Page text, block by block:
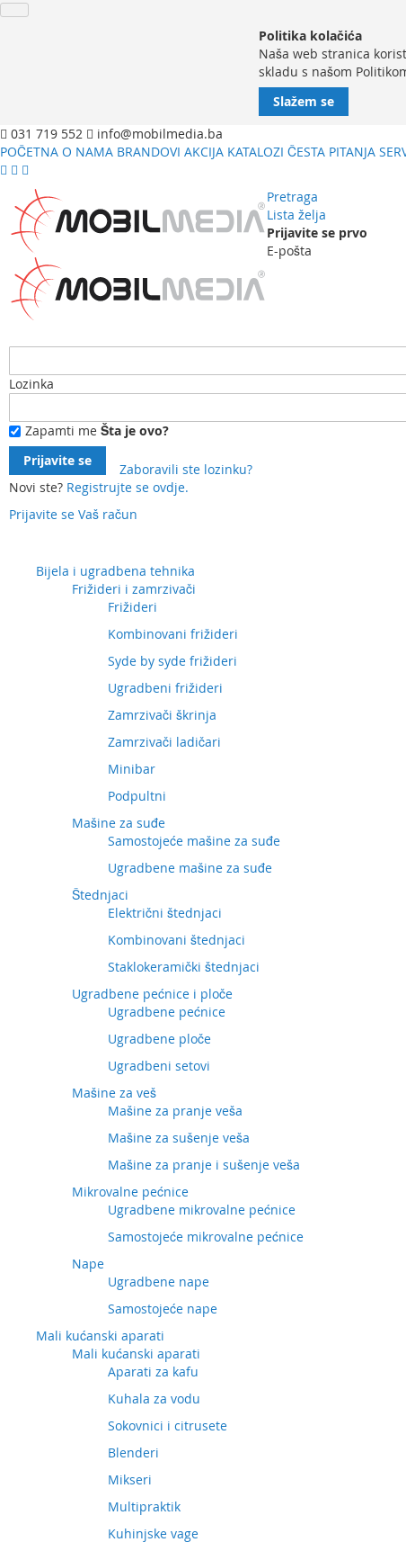
Politika kolačića
Naša web stranica
skladu s našom
Slažem se
031 719 552
info@mobilmedia.ba
POČETNA O NAMA BRANDOVI AKCIJA KATALOZI ČESTA PITANJA
Pretraga
Lista želja
Prijavite se prvo
E-pošta
Lozinka
Zapamti me Šta je ovo?
Prijavite se
Zaboravili ste lozinku?
Novi ste? Registrujte se ovdje.
Prijavite se Vaš račun
sadržajBijela i ugradbena tehnika
Frižideri i zamrzivači
Frižideri
Kombinovani frižideri
Syde by syde frižideri
Ugradbeni frižideri
Zamrzivači škrinja
Zamrzivači ladičari
Minibar
Podpultni
Mašine za suđe
Samostojeće mašine za suđe
Ugradbene mašine za suđe
Štednjaci
Električni štednjaci
Kombinovani štednjaci
Staklokeramički štednjaci
Ugradbene pećnice i ploče
Ugradbene pećnice
Ugradbene ploče
Ugradbeni setovi
Mašine za veš
Mašine za pranje veša
Mašine za sušenje veša
Mašine za pranje i sušenje veša
Mikrovalne pećnice
Ugradbene mikrovalne pećnice
Samostojeće mikrovalne pećnice
Nape
Ugradbene nape
Samostojeće nape
Mali kućanski aparati
Mali kućanski aparati
Aparati za kafu
Kuhala za vodu
Sokovnici i citrusete
Blenderi
Mikseri
Multipraktik
Kuhinjske vage